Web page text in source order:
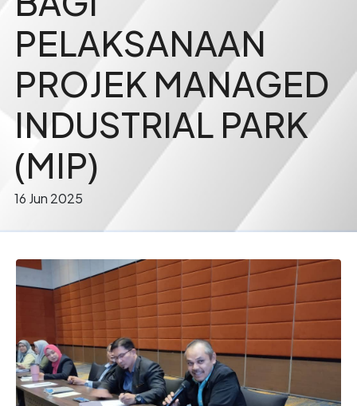
PELAKSANAAN
PROJEK MANAGED
INDUSTRIAL PARK
(MIP)
16 Jun 2025